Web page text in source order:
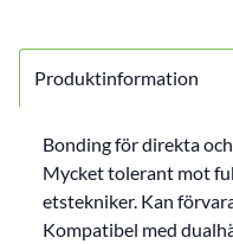
Produktinformation
Bonding för direkta
Mycket tolerant mot
etstekniker. Kan
Kompatibel med